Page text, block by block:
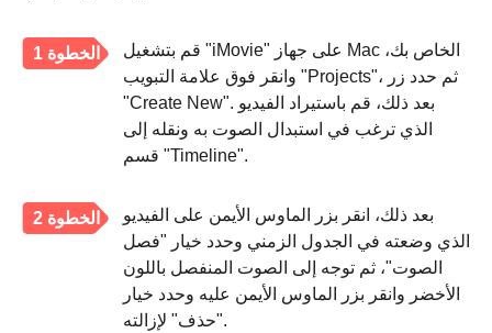
الخطوة 1
قم بتشغيل "iMovie" على جهاز Mac الخاص بك،
وانقر فوق علامة التبويب "Projects"، ثم حدد زر
"Create New". بعد ذلك، قم باستيراد الفيديو
الذي ترغب في استبدال الصوت به ونقله إلى
قسم "Timeline".
الخطوة 2
بعد ذلك، انقر بزر الماوس الأيمن على الفيديو
الذي وضعته في الجدول الزمني وحدد خيار "فصل
الصوت"، ثم توجه إلى الصوت المنفصل باللون
الأخضر وانقر بزر الماوس الأيمن عليه وحدد خيار
"حذف" لإزالته.